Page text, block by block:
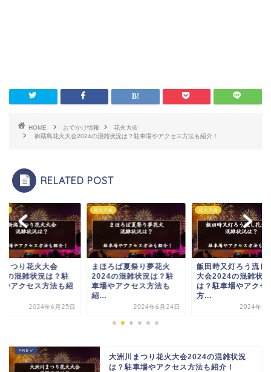
HOME おでかけ情報
花火大会
御蔵島花火大会2024の混雑状況は？駐車場やアクセス方法も紹介！
RELATED POST
ろば夏祭り夢花火
の混雑状況は？駐
やアクセス方法も
2024年6月24日
花火大会
飯田時又灯ろう流し花火
大会2024の混雑状況
は？駐車場やアクセス
方...
2024年6月14日
花火大会
足利花火大会2024
雑状況は？駐車場や
セス方法も紹介！
大洲川まつり花火大会2024の混雑状況
は？駐車場やアクセス方法も紹介！